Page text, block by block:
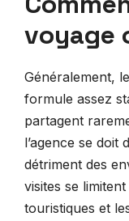
voyage
Généralement,
formule assez
partagent
l’agence se doit
détriment des
visites se
touristiques et